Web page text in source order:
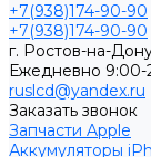
+7(938)174-90-90
+7(938)174-90-90
г. Ростов-на-
Ежедневно 9:00-
ruslcd@yandex.ru
Заказать звонок
Запчасти Apple
Аккумуляторы